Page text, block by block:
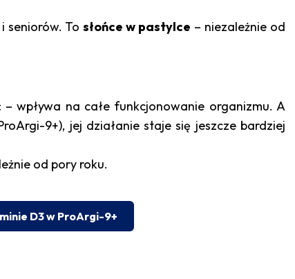
seniorów. Tosłońce w pastylce – niezależnie od
wpływa na całe funkcjonowanie organizmu. A
9+), jej działanie staje się jeszcze bardziej
od pory roku.
D3 w ProArgi-9+